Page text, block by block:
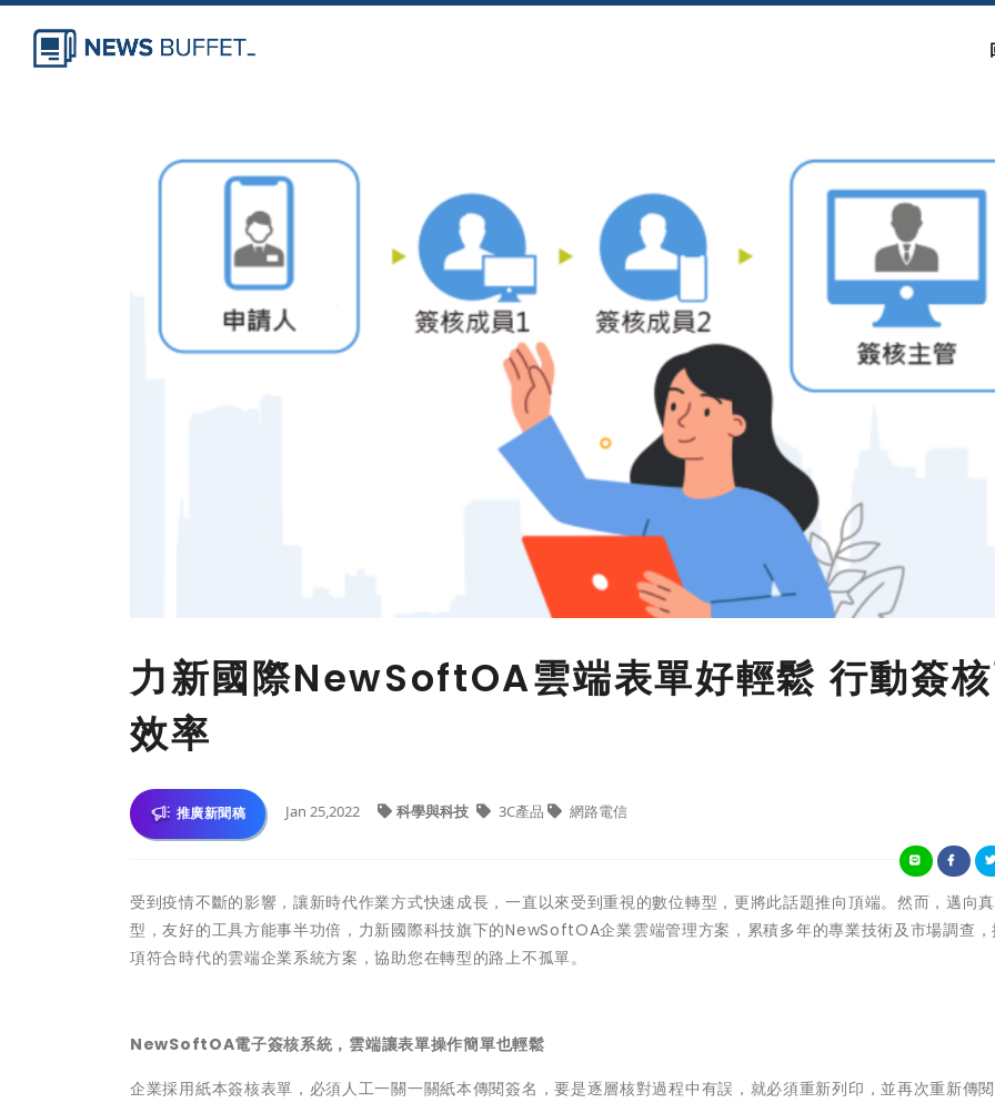
力新國際NewSoftOA雲端表單好輕鬆 行動簽
效率
推廣新聞稿 Jan 25,2022 科學與科技 3C產品 網路電信
受到疫情不斷的影響，讓新時代作業方式快速成長，一直以來受到重視的數位轉型，更將此話題推向頂端。然而，邁向
型，友好的工具方能事半功倍，力新國際科技旗下的NewSoftOA企業雲端管理方案，累積多年的專業技術及市場調查，
項符合時代的雲端企業系統方案，協助您在轉型的路上不孤單。
NewSoftOA電子簽核系統，雲端讓表單操作簡單也輕鬆
企業採用紙本簽核表單，必須人工一關一關紙本傳閱簽名，要是逐層核對過程中有誤，就必須重新列印，並再次重新傳閱